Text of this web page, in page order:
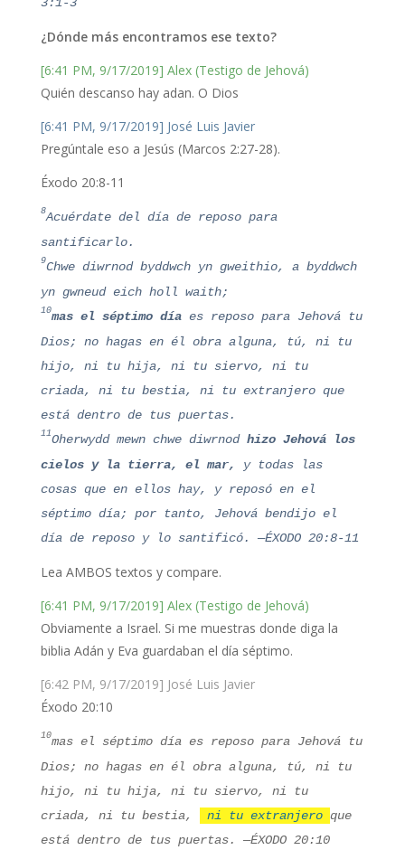
3:1-3
¿Dónde más encontramos ese texto?
[6:41 PM, 9/17/2019] Alex (Testigo de Jehová)
Quién descanso hay adan. O Dios
[6:41 PM, 9/17/2019] José Luis Javier
Pregúntale eso a Jesús (Marcos 2:27-28).
Éxodo 20:8-11
8Acuérdate del día de reposo para
santificarlo.
9Chwe diwrnod byddwch yn gweithio, a byddwch
yn gwneud eich holl waith;
10mas el séptimo díaes reposo para Jehová tu
Dios; no hagas en él obra alguna, tú, ni tu
hijo, ni tu hija, ni tu siervo, ni tu
criada, ni tu bestia, ni tu extranjero que
está dentro de tus puertas.
11Oherwydd mewn chwe diwrnodhizo Jehová los
cielos y la tierra, el mar,
y todas las
cosas que en ellos hay, y reposó en el
séptimo día; por tanto, Jehová bendijo el
día de reposo y lo santificó. —ÉXODO 20:8-11
Lea AMBOS textos y compare.
[6:41 PM, 9/17/2019] Alex (Testigo de Jehová)
Obviamente a Israel. Si me muestras donde diga la
biblia Adán y Eva guardaban el día séptimo.
[6:42 PM, 9/17/2019] José Luis Javier
Éxodo 20:10
10mas el séptimo día es reposo para Jehová tu
Dios; no hagas en él obra alguna, tú, ni tu
hijo, ni tu hija, ni tu siervo, ni tu
criada, ni tu bestia,
ni tu extranjero que
está dentro de tus puertas. —ÉXODO 20:10